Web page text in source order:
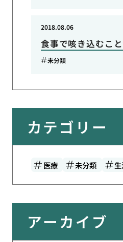
食事で咳き込むこ
2018.08.06
未分類
カテゴリー
医療 未分類
アーカイブ